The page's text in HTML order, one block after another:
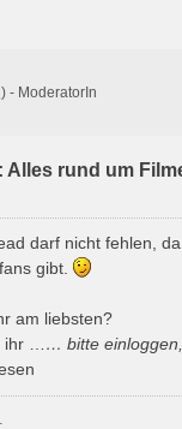
- ModeratorIn
Alles rund um
darf nicht fehlen,
gibt.
am liebsten?
… … bitte einloggen